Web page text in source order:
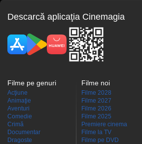
Descarcă aplicaţia Cinemagia
Filme pe genuri
Acţiune
Animaţie
Aventuri
Comedie
Crimă
Documentar
Dragoste
Filme noi
Filme 2028
Filme 2027
Filme 2026
Filme 2025
Premiere cinema
Filme la TV
Filme pe DVD